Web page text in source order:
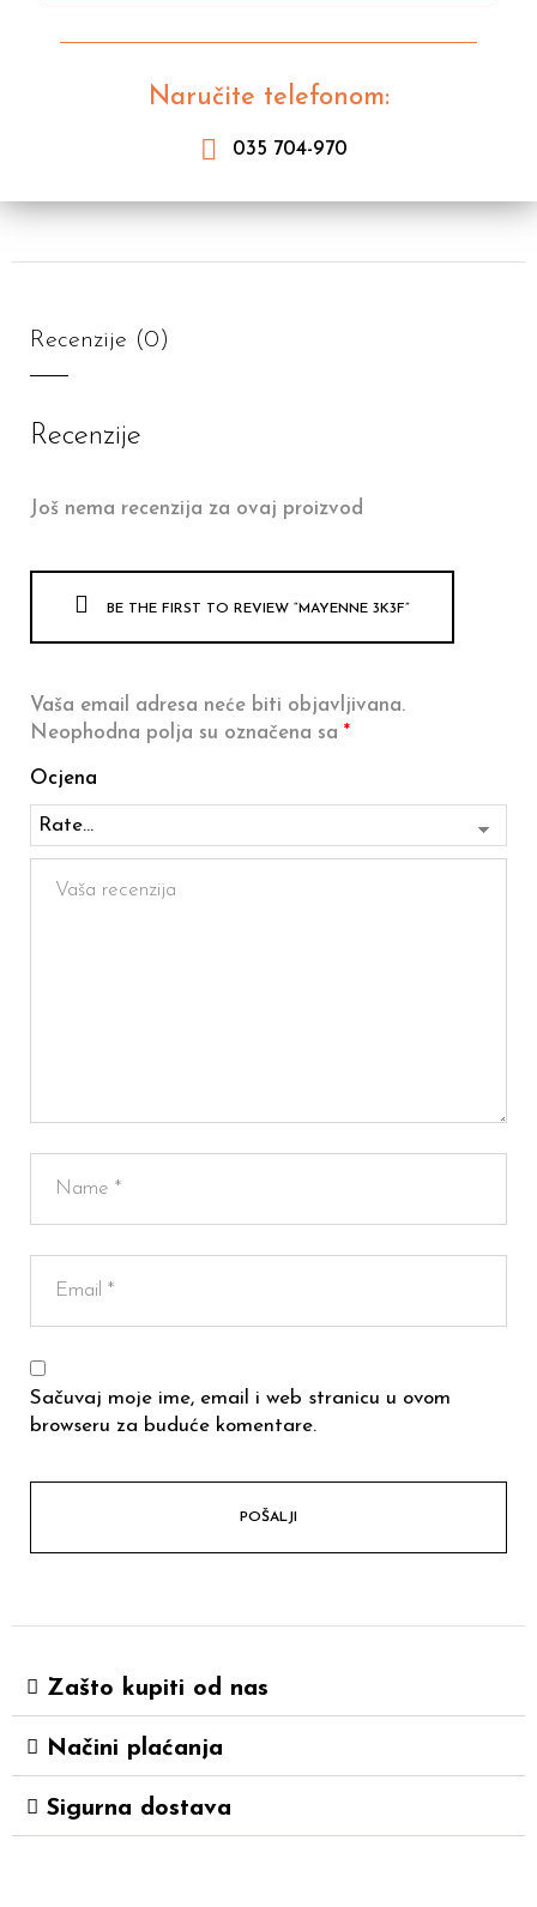
Naručite telefonom:
035 704-970
Recenzije (0)
Recenzije
Još nema recenzija za ovaj proizvod
BE THE FIRST TO REVIEW “MAYENNE 3K3F”
Vaša email adresa neće biti objavljivana.
Neophodna polja su označena sa *
Ocjena
Sačuvaj moje ime, email i web stranicu u ovom
browseru za buduće komentare.
Zašto kupiti od nas
Načini plaćanja
Sigurna dostava